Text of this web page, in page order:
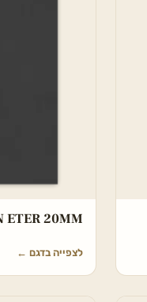
ETER 20MM
לצפייה בדגם ←